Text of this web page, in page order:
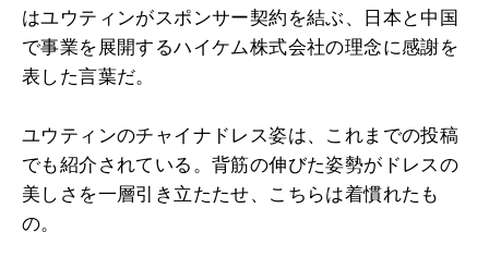
はユウティンがスポンサー契約を結ぶ、日本と中国
で事業を展開するハイケム株式会社の理念に感謝を
表した言葉だ。
ユウティンのチャイナドレス姿は、これまでの投稿
でも紹介されている。背筋の伸びた姿勢がドレスの
美しさを一層引き立たたせ、こちらは着慣れたも
の。